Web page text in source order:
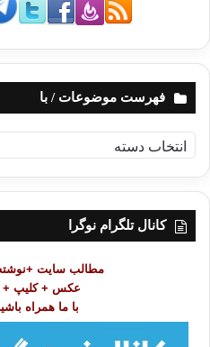
فهرست موضوعات / با
ه
ر
کانال تلگرام نوگرا
مطالب سایت +نوشته
عکس + کلیپ
با ما همراه